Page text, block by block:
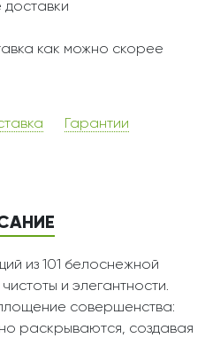
как можно скорее
Гарантии
из 101 белоснежной
и элегантности.
совершенства:
раскрываются, создавая